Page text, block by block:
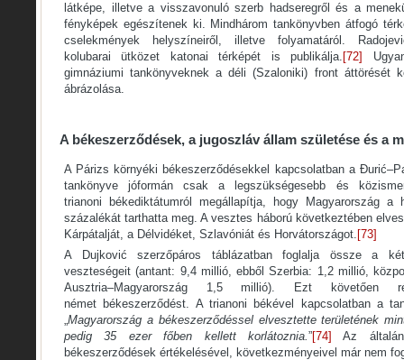
látképe, illetve a visszavonuló szerb hadseregről és a
fényképek egészítenek ki. Mindhárom tankönyvben átfogó
cselekmények helyszíneiről, illetve folyamatáról.
kolubarai ütközet katonai térképét is publikálja. [72]
gimnáziumi tankönyveknek a déli (Szaloniki) front áttörését
ábrázolása.
A békeszerződések, a jugoszláv állam születése és a
A Párizs környéki békeszerződésekkel kapcsolatban a
tankönyve jóformán csak a legszükségesebb és
trianoni békediktátumról megállapítja, hogy Magyarország a
százalékát tarthatta meg. A vesztes háború következtében
Kárpátalját, a Délvidéket, Szlavóniát és Horvátországot. [73]
A Dujković szerzőpáros táblázatban foglalja össze a
veszteségeit (antant: 9,4 millió, ebből Szerbia: 1,2 millió,
Ausztria–Magyarország 1,5 millió). Ezt követően
német békeszerződést. A trianoni békével kapcsolatban a
Magyarország a békeszerződéssel elvesztette területének
pedig 35 ezer főben kellett korlátoznia. ”[74] Az
békeszerződések értékelésével, következményeivel már nem